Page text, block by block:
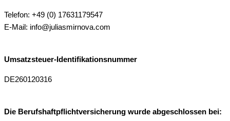
Telefon: +49 (0) 17631179547
E-Mail: info@juliasmirnova.com
Umsatzsteuer-Identifikationsnummer
DE260120316
Die Berufshaftpflichtversicherung wurde abgeschlossen bei: